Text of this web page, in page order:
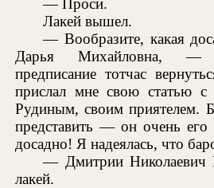
— Проси.
Лакей вышел.
— Вообразите, какая
Дарья Михайловна, —
предписание тотчас
прислал мне свою статью с
Рудиным, своим приятелем.
представить — он очень его
досадно! Я надеялась, что
— Дмитрии
лакей.